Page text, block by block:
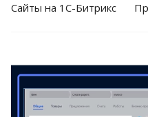
Cайты на 1С-Битрикс